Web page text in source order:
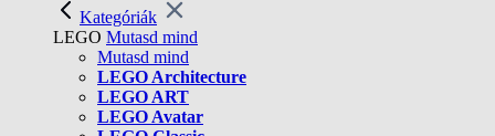
Kategóriák
LEGO Mutasd mind
Mutasd mind
LEGO Architecture
LEGO ART
LEGO Avatar